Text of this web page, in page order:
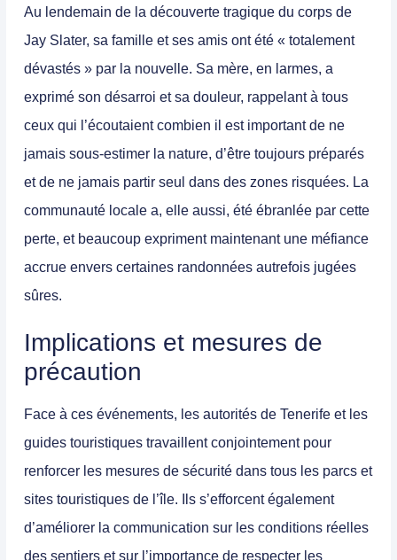
Au lendemain de la découverte tragique du corps de
Jay Slater, sa famille et ses amis ont été « totalement
dévastés » par la nouvelle. Sa mère, en larmes, a
exprimé son désarroi et sa douleur, rappelant à tous
ceux qui l’écoutaient combien il est important de ne
jamais sous-estimer la nature, d’être toujours préparés
et de ne jamais partir seul dans des zones risquées. La
communauté locale a, elle aussi, été ébranlée par cette
perte, et beaucoup expriment maintenant une méfiance
accrue envers certaines randonnées autrefois jugées
sûres.
Implications et mesures de
précaution
Face à ces événements, les autorités de Tenerife et les
guides touristiques travaillent conjointement pour
renforcer les mesures de sécurité dans tous les parcs et
sites touristiques de l’île. Ils s’efforcent également
d’améliorer la communication sur les conditions réelles
des sentiers et sur l’importance de respecter les